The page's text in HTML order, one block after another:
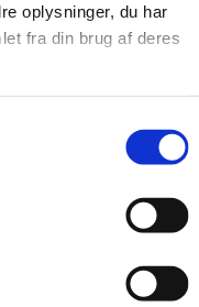
oplysninger, du har
fra din brug af deres